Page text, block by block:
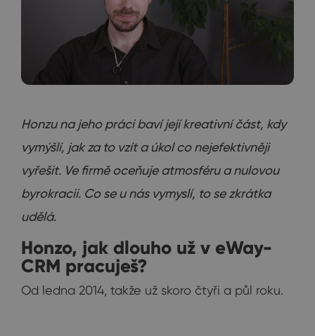
Honzu na jeho práci baví její kreativní část, kdy
vymýšlí, jak za to vzít a úkol co nejefektivněji
vyřešit. Ve firmě oceňuje atmosféru a nulovou
byrokracii. Co se u nás vymyslí, to se zkrátka
udělá.
Honzo, jak dlouho už v eWay-
CRM pracuješ?
Od ledna 2014, takže už skoro čtyři a půl roku.